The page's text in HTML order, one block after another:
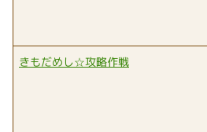
きもだめし☆攻略作戦